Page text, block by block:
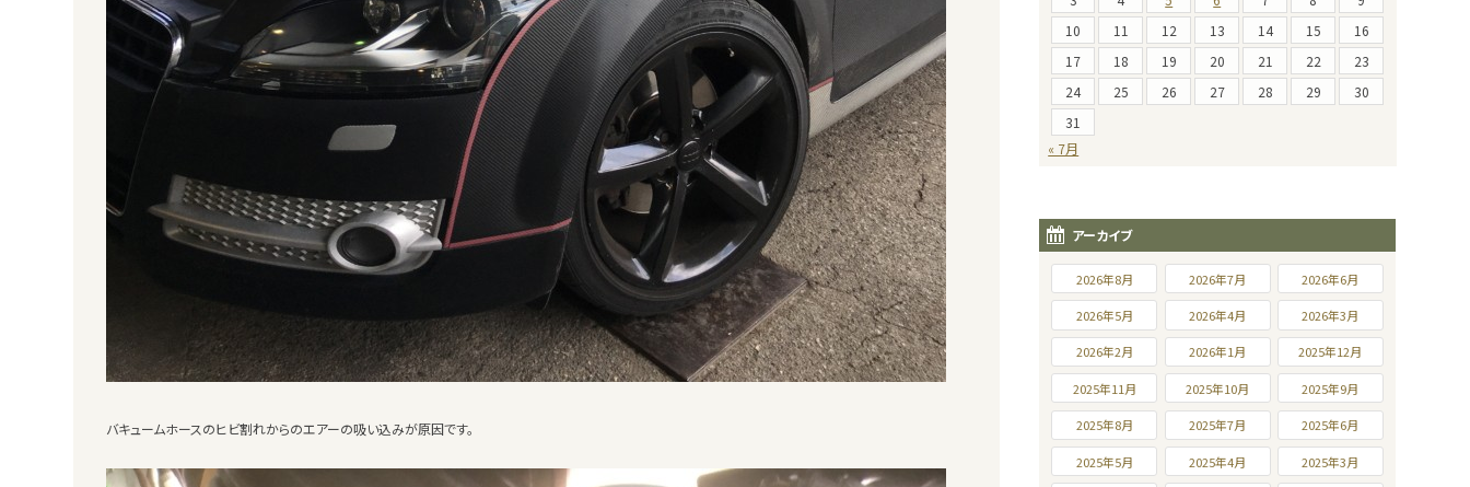
バキュームホースのヒビ割れからのエアーの吸い込みが原因です。
10
11 12 13 14 15
16
17
18 19 20 21 22
23
24
25 26 27 28 29
30
31
« 7月
アーカイブ
2026年8月 2026年7月 2026年6月
2026年5月 2026年4月 2026年3月
2026年2月 2026年1月 2025年12月
2025年11月 2025年10月 2025年9月
2025年8月 2025年7月 2025年6月
2025年5月 2025年4月 2025年3月